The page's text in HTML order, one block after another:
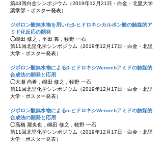
第43回白金シンポジウム（2019年12月21日・白金・北里大学
薬学部・ポスター発表）
ジボロン酸無水物を用いたβ-ヒドロキシカルボン酸の触媒的ア
ミド化反応の開発
◯嶋田 修之，平田 舞，牧野 一石
第11回北里化学シンポジウム（2019年12月17日・白金・北里
大学・ポスター発表）
ジボロン酸無水物によるβ-ヒドロキシWeinrebアミドの触媒的
合成法の開発と応用
◯大瀬 尚希，嶋田 修之，牧野 一石
第11回北里化学シンポジウム（2019年12月17日・白金・北里
大学・ポスター発表）
ジボロン酸無水物によるα-ヒドロキシWeinrebアミドの触媒的
合成法の開発と応用
◯高橋 那央也，嶋田 修之，牧野 一石
第11回北里化学シンポジウム（2019年12月17日・白金・北里
大学・ポスター発表）